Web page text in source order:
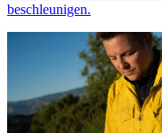
beschleunigen.